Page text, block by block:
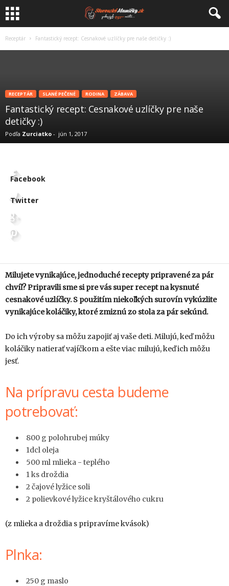
Receptár Fantastický recept: Cesnakové uzlíčky pre naše detičky :)
RECEPTÁR SLANÉ PEČENÉ RODINA ZÁBAVA
Fantastický recept: Cesnakové uzlíčky pre naše
detičky :)
Podľa Zurciatko - jún 1, 2017
Facebook
Twitter
Milujete vynikajúce, jednoduché recepty pripravené za pár
chvíľ? Pripravili sme si pre vás super recept na kysnuté
cesnakové uzlíčky. S použitím niekoľkých surovín vykúzlite
vynikajúce koláčiky, ktoré zmiznú zo stola za pár sekúnd.
Do ich výroby sa môžu zapojiť aj vaše deti. Milujú, keď môžu
koláčiky natierať vajíčkom a ešte viac milujú, keď ich môžu
jesť.
Na prípravu cesta budeme
potrebovať:
800 g polohrubej múky
1dcl oleja
500 ml mlieka - teplého
1 ks droždia
2 čajové lyžice soli
2 polievkové lyžice kryštálového cukru
(z mlieka a droždia s pripravíme kvások)
Plnka:
250 g maslo